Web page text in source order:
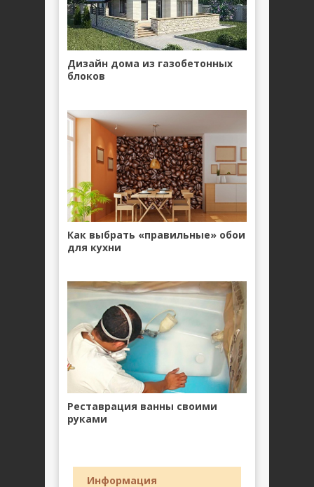
Дизайн дома из газобетонных
блоков
Как выбрать «правильные» обои
для кухни
Реставрация ванны своими
руками
Информация